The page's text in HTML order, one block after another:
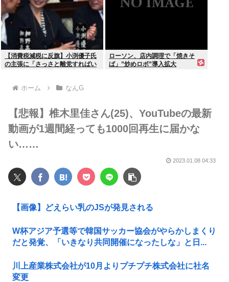
【消費税減税に反旗】小渕優子氏
の主張に「さっさと離党すればい
ローソン、店内調理で「焼きそ
ば」”炒めロボ”導入拡大
ホーム なんG
【悲報】椎木里佳さん(25)、YouTubeの最新
動画が1週間経っても1000回再生に届かな
い……
2023.01.08 04:33
【画像】どえらい乳のJSが発見される
W杯アジア予選等で韓国サッカー協会がやらかしまくり
だと発覚、「いきなり共同開催になったしな」と日...
川上産業株式会社が10月よりプチプチ株式会社に社名
変更